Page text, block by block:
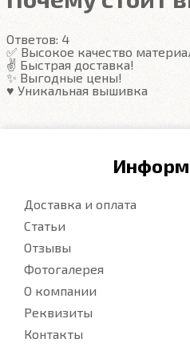
видно. ЕВА удобны тем,
Подробнее
Ответов: 4
✅ Высокое качество
✌️ Быстрая доставка!
✨ Выгодные цены!
♥️ Уникальная вышивка
Доставка и оплата
Статьи
Отзывы
Фотогалерея
О компании
Реквизиты
Контакты